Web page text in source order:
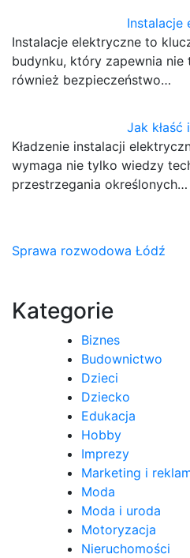
Instalacje
Instalacje elektryczne to
budynku, który zapewnia
również bezpieczeństwo…
Jak kłaść
Kładzenie instalacji
wymaga nie tylko wiedzy
przestrzegania określonych…
Nawigacja
Sprawa rozwodowa Łódź
Kategorie
Biznes
Budownictwo
Dzieci
Dziecko
Edukacja
Hobby
Imprezy
Marketing i
Moda
Moda i uroda
Motoryzacja
Nieruchomości